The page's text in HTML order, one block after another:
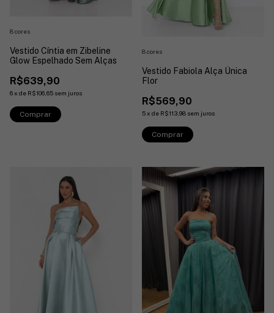
Vestido Cíntia em Zibeline
Glow Espelhado Sem Alças
R$639,90
6 x de R$106,65 sem juros
8 cores
Comprar
Vestido Fabiola Alça Única
Flor
R$569,90
5 x de R$113,98 sem juros
8 cores
Comprar